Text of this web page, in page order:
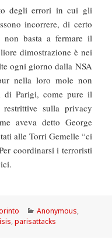
degli errori in cui gli
incorrere, di certo
non basta a fermare il
dimostrazione è nei
ogni giorno dalla NSA
nella loro mole non
di Parigi, come pure il
sulla privacy
aveva detto George
alle Torri Gemelle “ci
coordinarsi i terroristi
Categorie
Anonymous,
isis,parisattacks